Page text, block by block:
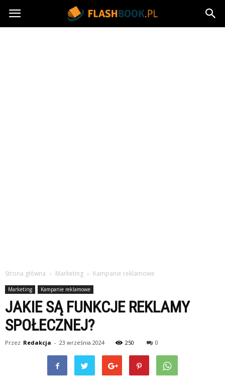
Flashbook.pl
Strona główna Marketing Kampanie reklamowe
Marketing Kampanie reklamowe
JAKIE SĄ FUNKCJE REKLAMY
SPOŁECZNEJ?
Przez Redakcja - 23 września 2024 250 0